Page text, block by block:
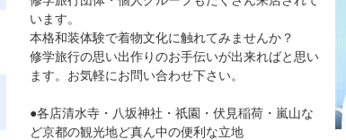
います。
本格和装体験で着物文化に触れてみませんか？
修学旅行の思い出作りのお手伝いが出来ればと思い
ます。お気軽にお問い合わせ下さい。
●各店清水寺・八坂神社・祇園・伏見稲荷・嵐山な
ど京都の観光地ど真ん中の便利な立地